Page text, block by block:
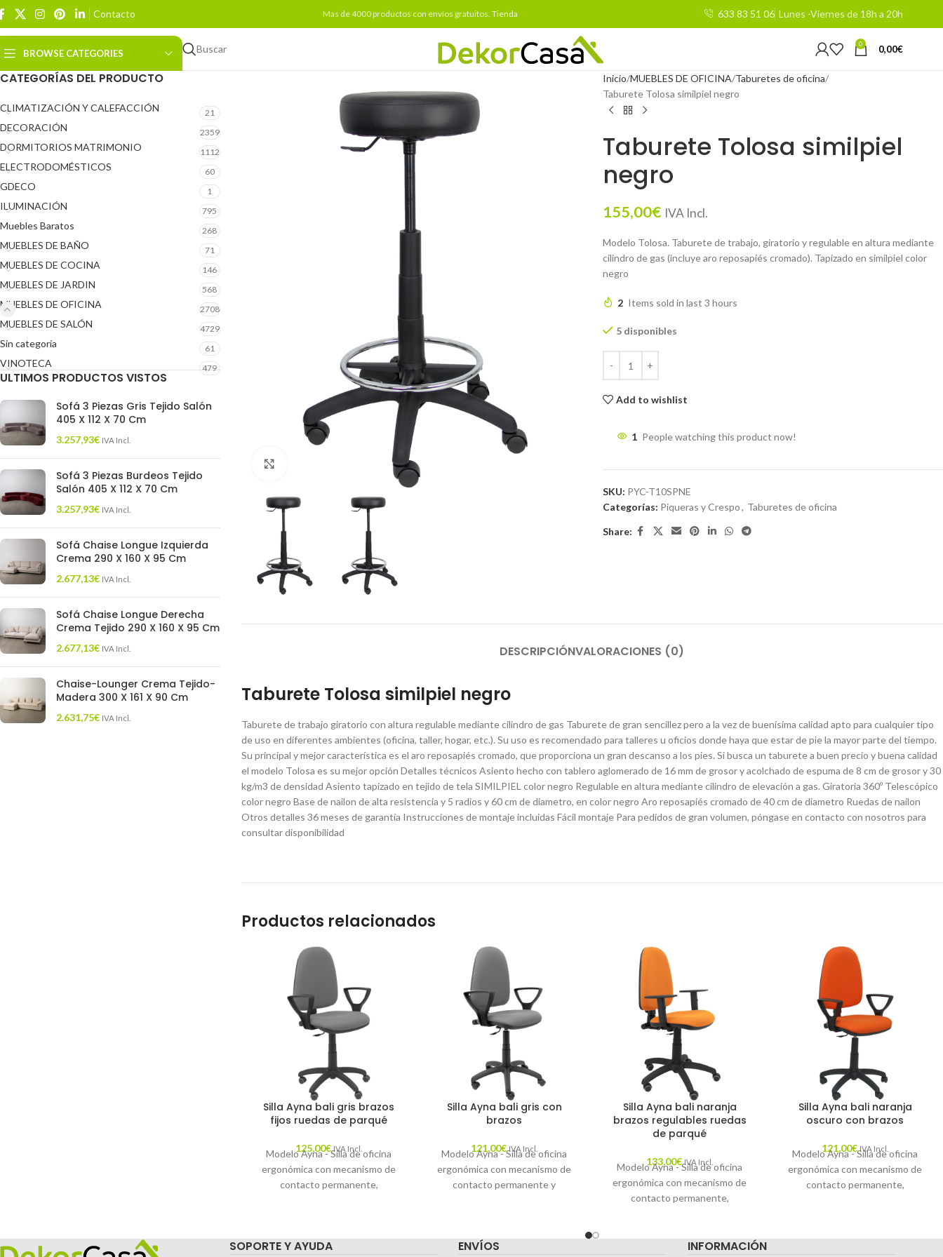
Contacto Mas de 4000 productos con envíos gratuitos. Tienda 633 83 51 06 Lunes -Viernes de 18h a 20h
BROWSE CATEGORIES Buscar 0 0,00€
CATEGORÍAS DEL PRODUCTO
CLIMATIZACIÓN Y CALEFACCIÓN 21
DECORACIÓN 2359
DORMITORIOS MATRIMONIO 1112
ELECTRODOMÉSTICOS 60
GDECO 1
ILUMINACIÓN 795
Muebles Baratos 268
MUEBLES DE BAÑO 71
MUEBLES DE COCINA 146
MUEBLES DE JARDIN 568
MUEBLES DE OFICINA 2708
MUEBLES DE SALÓN 4729
Sin categoría 61
VINOTECA 479
ULTIMOS PRODUCTOS VISTOS
Sofá 3 Piezas Gris Tejido Salón
405 X 112 X 70 Cm
3.257,93€ IVA Incl.
Sofá 3 Piezas Burdeos Tejido
Salón 405 X 112 X 70 Cm
3.257,93€ IVA Incl.
Sofá Chaise Longue Izquierda
Crema 290 X 160 X 95 Cm
2.677,13€ IVA Incl.
Sofá Chaise Longue Derecha
Crema Tejido 290 X 160 X 95 Cm
2.677,13€ IVA Incl.
Chaise-Lounger Crema Tejido-
Madera 300 X 161 X 90 Cm
2.631,75€ IVA Incl.
Inicio MUEBLES DE OFICINA Taburetes de oficina
Taburete Tolosa similpiel negro
Taburete Tolosa similpiel
negro
155,00€ IVA Incl.
Modelo Tolosa. Taburete de trabajo, giratorio y regulable en altura mediante
cilindro de gas (incluye aro reposapiés cromado). Tapizado en similpiel color
negro
2 Items sold in last 3 hours
5 disponibles
Add to wishlist
1 People watching this product now!
SKU: PYC-T10SPNE
Categorías: Piqueras y Crespo, Taburetes de oficina
Share:
DESCRIPCIÓNVALORACIONES (0)
Taburete Tolosa similpiel negro
Taburete de trabajo giratorio con altura regulable mediante cilindro de gas Taburete de gran sencillez pero a la vez de buenísima calidad apto para cualquier tipo
de uso en diferentes ambientes (oficina, taller, hogar, etc.). Su uso es recomendado para talleres u oficios donde haya que estar de pie la mayor parte del tiempo.
Su principal y mejor característica es el aro reposapiés cromado, que proporciona un gran descanso a los pies. Si busca un taburete a buen precio y buena calidad
el modelo Tolosa es su mejor opción Detalles técnicos Asiento hecho con tablero aglomerado de 16 mm de grosor y acolchado de espuma de 8 cm de grosor y 30
kg/m3 de densidad Asiento tapizado en tejido de tela SIMILPIEL color negro Regulable en altura mediante cilindro de elevación a gas. Giratoria 360º Telescópico
color negro Base de nailon de alta resistencia y 5 radios y 60 cm de diametro, en color negro Aro reposapiés cromado de 40 cm de diametro Ruedas de nailon
Otros detalles 36 meses de garantía Instrucciones de montaje incluidas Fácil montaje Para pedidos de gran volumen, póngase en contacto con nosotros para
consultar disponibilidad
Productos relacionados
Silla Ayna bali gris brazos
fijos ruedas de parqué
125,00€ IVA Incl.
Modelo Ayna - Silla de oficina
ergonómica con mecanismo de
contacto permanente,
gris (BRAZOS FIJOS
Silla Ayna bali gris con
brazos
121,00€ IVA Incl.
Modelo Ayna - Silla de oficina
ergonómica con mecanismo de
contacto permanente y
Silla Ayna bali naranja
brazos regulables ruedas
de parqué
133,00€ IVA Incl.
Modelo Ayna - Silla de oficina
ergonómica con mecanismo de
contacto permanente,
tapizados en tejido BALI color
Silla Ayna bali naranja
oscuro con brazos
121,00€ IVA Incl.
Modelo Ayna - Silla de oficina
ergonómica con mecanismo de
contacto permanente,
SOPORTE Y AYUDA ENVÍOS INFORMACIÓN